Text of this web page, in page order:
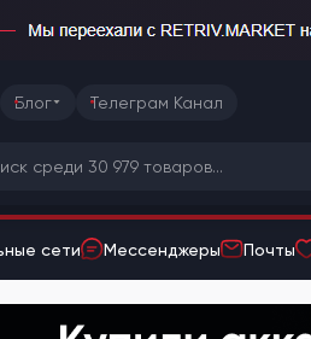
Блог Телеграм Канал
сети Мессенджеры Почты